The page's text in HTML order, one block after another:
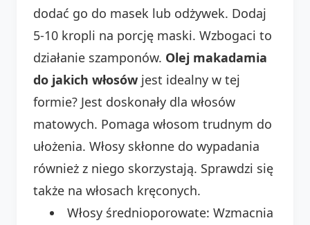
dodać go do masek lub odżywek. Dodaj
5-10 kropli na porcję maski. Wzbogaci to
działanie szamponów. Olej makadamia
do jakich włosów jest idealny w tej
formie? Jest doskonały dla włosów
matowych. Pomaga włosom trudnym do
ułożenia. Włosy skłonne do wypadania
również z niego skorzystają. Sprawdzi się
także na włosach kręconych.
Włosy średnioporowate: Wzmacnia